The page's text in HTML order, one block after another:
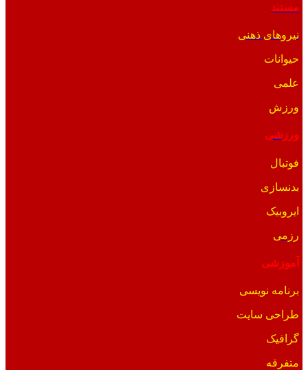
مستند
نیروهای ذهنی
حیوانات
علمی
ورزش
ورزشی
فوتبال
بدنسازی
ایروبیک
رزمی
آموزشی
برنامه نویسی
طراحی سایت
گرافیک
متفرقه